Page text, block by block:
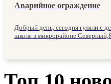
Аварийное ограждение
Добрый день, сегодня гуляли с
школе в микрорайоне